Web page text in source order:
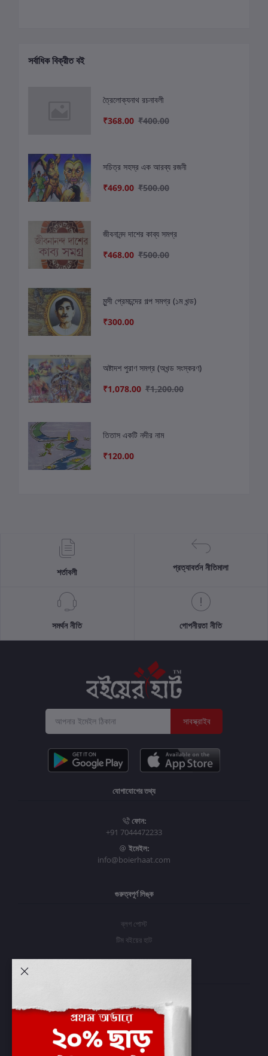
সর্বাধিক বিক্রীত বই
ত্রৈলোক্যনাথ রচনাবলী
₹368.00 ₹400.00
সচিত্র সহস্র এক আরব্য রজনী
₹469.00 ₹500.00
জীবনানন্দ দাশের কাব্য সমগ্র
₹468.00 ₹500.00
মুন্সী প্রেমচন্দের গল্প সমগ্র (১ম খন্ড)
₹300.00
অষ্টাদশ পুরাণ সমগ্র (অখন্ড সংস্করণ)
₹1,078.00 ₹1,200.00
তিতাস একটি নদীর নাম
₹120.00
শর্তাবলী প্রত্যাবর্তন নীতিমালা
সমর্থন নীতি গোপনীয়তা নীতি
সাবস্ক্রাইব
যোগাযোগের তথ্য
ফোন:
+91 7044472233
ইমেইল:
info@boierhaat.com
গুরুত্বপূর্ণ লিঙ্ক
ব্লগ পোস্ট
টিম বইয়ের হাট
প্রবেশ করুন
অর্ডার ইতিহাস
আমার ইচ্ছাগুলি
অর্ডার ট্র্যাকিং